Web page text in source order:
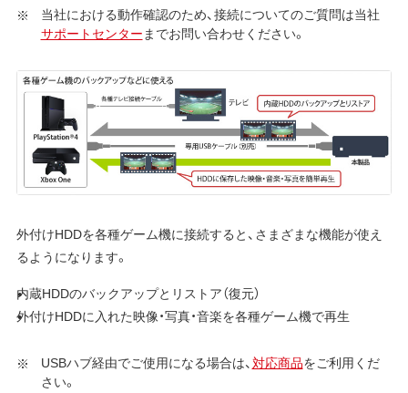
当社における動作確認のため、接続についてのご質問は当社
サポートセンター までお問い合わせください。
外付けHDDを各種ゲーム機に接続すると、さまざまな機能が使え
るようになります。
内蔵HDDのバックアップとリストア（復元）
外付けHDDに入れた映像・写真・音楽を各種ゲーム機で再生
USBハブ経由でご使用になる場合は、対応商品をご利用くだ
さい。